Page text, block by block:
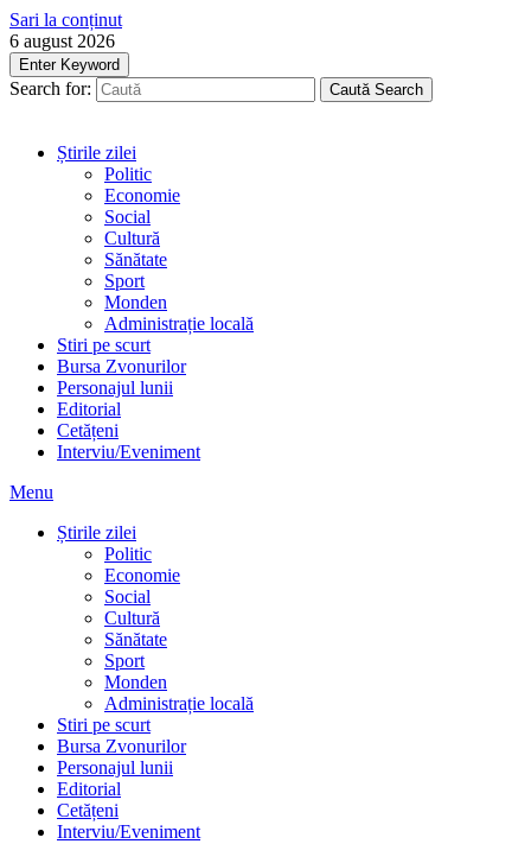
Sari la conținut
6 august 2026
Enter Keyword
Search for: Caută Search
Știrile zilei
Politic
Economie
Social
Cultură
Sănătate
Sport
Monden
Administrație locală
Stiri pe scurt
Bursa Zvonurilor
Personajul lunii
Editorial
Cetățeni
Interviu/Eveniment
Menu
Știrile zilei
Politic
Economie
Social
Cultură
Sănătate
Sport
Monden
Administrație locală
Stiri pe scurt
Bursa Zvonurilor
Personajul lunii
Editorial
Cetățeni
Interviu/Eveniment